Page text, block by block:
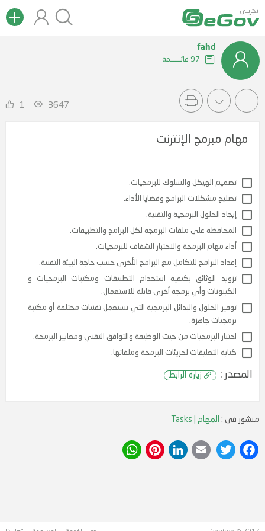
تجريبى
fahd
1 3647
مهام مبرمج الإنترنت
الهيكل والسلوك للبرمجيات.
مشكلات البرامج وقضايا الأداء.
الحلول البرمجية والتقنية.
مهام البرمجة والاختبار الشفاف للبرمجيات.
البرامج للتكامل مع البرامج الأخرى حسب حاجة البيئة التقنية.
الوثائق بكيفية استخدام التطبيقات ومكتبات البرمجيات و
وأي برمجة أخرى قابلة للاستعمال.
جاهزة.
التعليقات لجزيئات البرمجة وملفاتها.
: زيارة الرابط
منشور فى : المهام | Tasks
Facebook
Twitter
Email
LinkedIn
Pinterest
WhatsApp